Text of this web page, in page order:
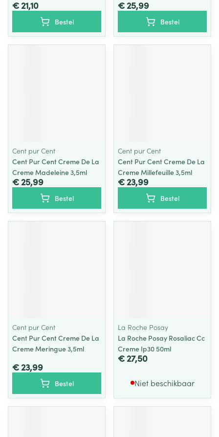
€ 21,10
Bestel
€ 25,99
Bestel
Cent pur Cent
Cent Pur Cent Creme De La
Creme Madeleine 3,5ml
€ 25,99
Bestel
Cent pur Cent
Cent Pur Cent Creme De La
Creme Millefeuille 3,5ml
€ 23,99
Bestel
Cent pur Cent
Cent Pur Cent Creme De La
Creme Meringue 3,5ml
€ 23,99
Bestel
La Roche Posay
La Roche Posay Rosaliac Cc
Creme Ip30 50ml
€ 27,50
Niet beschikbaar